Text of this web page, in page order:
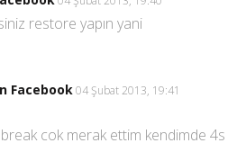
restore yapın yani
Facebook04 Şubat 2013, 19:41
cok merak ettim kendimde 4s